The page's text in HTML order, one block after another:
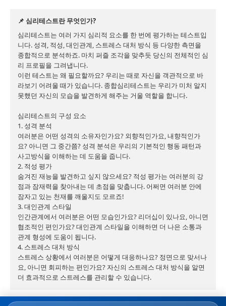
📌 심리테스트란 무엇인가?
심리테스트는 여러 가지 심리적 요소를 한 번에 평가하는 테스트입
니다. 성격, 적성, 대인관계, 스트레스 대처 방식 등 다양한 측면을
종합적으로 분석하죠. 마치 퍼즐 조각을 맞추듯 당신의 전체적인 심
리 프로필을 그려냅니다.
이런 테스트는 왜 필요할까요? 우리는 때로 자신을 객관적으로 바
라보기 어려울 때가 있습니다. 종합심리테스트는 우리가 미처 알지
못했던 자신의 모습을 발견하게 해주는 거울 역할을 합니다.
심리테스트의 구성 요소
1. 성격 분석
여러분은 어떤 성격의 소유자인가요? 외향적인가요, 내향적인가
요? 아니면 그 중간쯤? 성격 분석은 우리의 기본적인 행동 패턴과
사고방식을 이해하는 데 도움을 줍니다.
2. 적성 평가
숨겨진 재능을 발견하고 싶지 않으세요? 적성 평가는 여러분의 강
점과 잠재력을 찾아내는 데 초점을 맞춥니다. 어쩌면 여러분 안에
잠자고 있는 천재를 깨울지도 모르죠!
3. 대인관계 스타일
인간관계에서 여러분은 어떤 모습인가요? 리더십이 있나요, 아니면
협조적인 편인가요? 대인관계 스타일을 이해하면 더 나은 소통과
관계 형성에 도움이 됩니다.
4. 스트레스 대처 방식
스트레스 상황에서 여러분은 어떻게 대응하나요? 정면으로 맞서나
요, 아니면 회피하는 편인가요? 자신의 스트레스 대처 방식을 알면
더 효과적으로 스트레스를 관리할 수 있습니다.